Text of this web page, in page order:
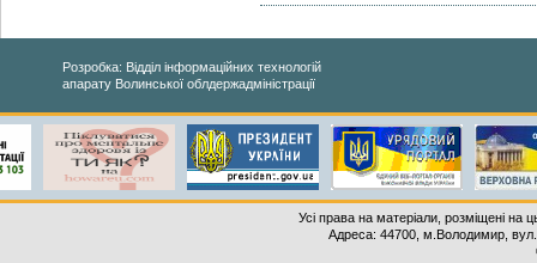
Розробка: Відділ інформаційних технологій
апарату Волинської облдержадміністрації
Усі права на матеріали, розміщені на
Адреса: 44700, м.Володимир,